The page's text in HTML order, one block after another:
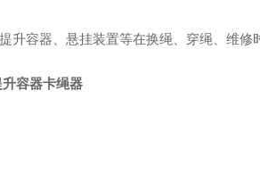
升容器、悬挂装置等在换绳、穿绳、维修
容器卡绳器